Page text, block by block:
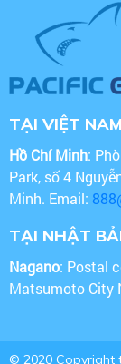
TẠI VIỆT NAM
Hồ Chí Minh:
Park, số 4
Minh. Email:
TẠI NHẬT
Nagano: Postal
Matsumoto City
© 2020 Copyright